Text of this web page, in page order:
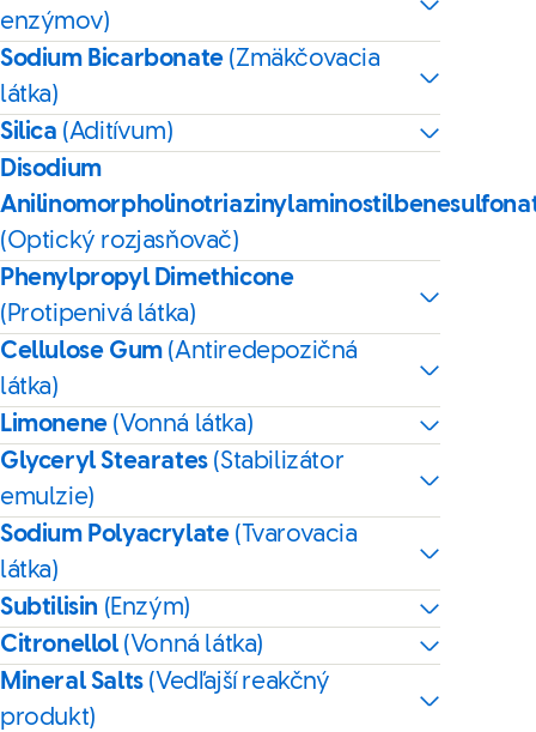
enzýmov)
Sodium Bicarbonate (Zmäkčovacia
látka)
Silica (Aditívum)
Disodium
(Optický rozjasňovač)
Phenylpropyl Dimethicone
(Protipenivá látka)
Cellulose Gum (Antiredepozičná
látka)
Limonene (Vonná látka)
Glyceryl Stearates (Stabilizátor
emulzie)
Sodium Polyacrylate (Tvarovacia
látka)
Subtilisin (Enzým)
Citronellol(Vonná látka)
Mineral Salts (Vedľajší reakčný
produkt)